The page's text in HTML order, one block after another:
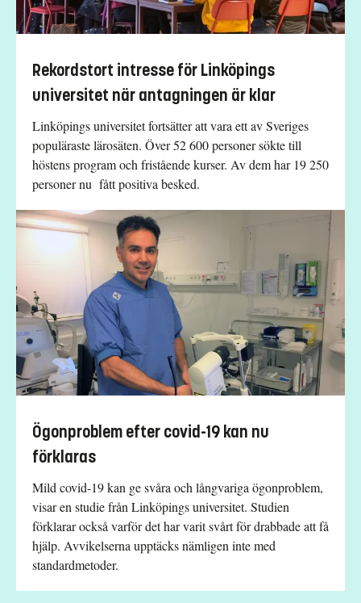
Rekordstort intresse för Linköpings
universitet när antagningen är klar
Linköpings universitet fortsätter att vara ett av Sveriges
populäraste lärosäten. Över 52 600 personer sökte till
höstens program och fristående kurser. Av dem har 19 250
personer nu fått positiva besked.
Ögonproblem efter covid-19 kan nu
förklaras
Mild covid-19 kan ge svåra och långvariga ögonproblem,
visar en studie från Linköpings universitet. Studien
förklarar också varför det har varit svårt för drabbade att få
hjälp. Avvikelserna upptäcks nämligen inte med
standardmetoder.